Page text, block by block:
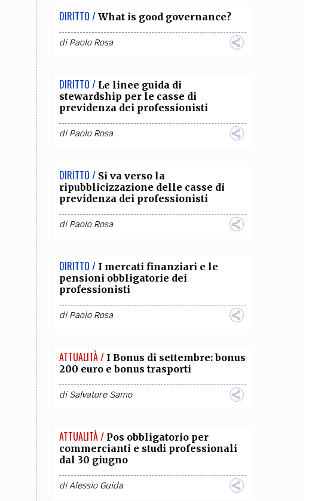
DIRITTO / What is good governance?
diPaolo Rosa
DIRITTO / Le linee guida di
stewardship per le casse di
previdenza dei professionisti
diPaolo Rosa
DIRITTO / Si va verso la
ripubblicizzazione delle casse di
previdenza dei professionisti
diPaolo Rosa
DIRITTO / I mercati finanziari e le
pensioni obbligatorie dei
professionisti
diPaolo Rosa
ATTUALITÀ / I Bonus di settembre: bonus
200 euro e bonus trasporti
diSalvatore Samo
ATTUALITÀ / Pos obbligatorio per
commercianti e studi professionali
dal 30 giugno
diAlessio Guida